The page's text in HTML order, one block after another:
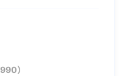
）